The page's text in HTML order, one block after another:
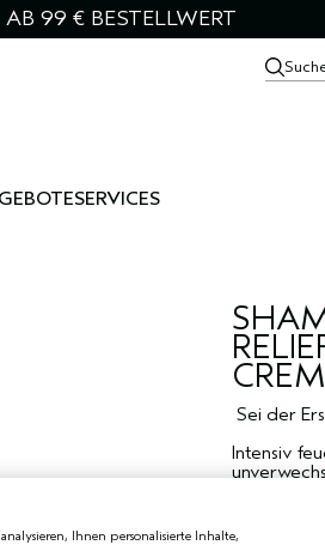
99 € BESTELLWERT
SERVICES
Sei der
Intensiv
Ihnen personalisierte Inhalte,